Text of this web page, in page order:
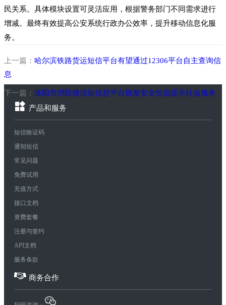
民关系。具体模块设置可灵活应用，根据警务部门不同需求进行
增减。最终有效提高公安系统行政办公效率，提升移动信息化服
务。
上一篇： 哈尔滨铁路货运短信平台有望通过12306平台自主查询信
息
下一篇： 洛阳市消防微信短信息平台群发安全短信提示社会服务
产品和服务
短信验证码
通知短信
常见问题
免费试用
充值方式
接口文档
资费套餐
注册与签约
API文档
服务条款
商务合作